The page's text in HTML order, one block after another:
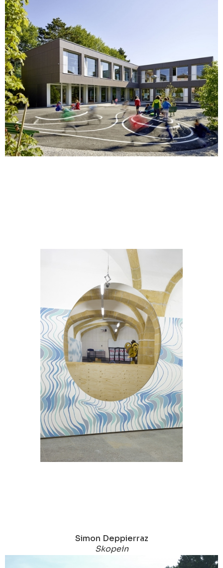
Simon Deppierraz
Fata Morgana
2016
Simon Deppierraz
Skopein